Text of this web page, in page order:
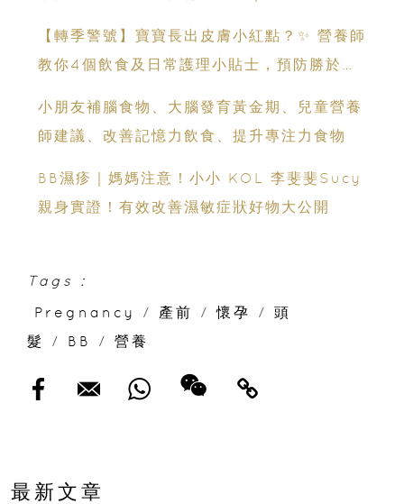
​​【轉季警號】寶寶長出皮膚小紅點？✨ 營養師
教你4個飲食及日常護理小貼士，預防勝於補
小朋友補腦食物、大腦發育黃金期、兒童營養
師建議、改善記憶力飲食、提升專注力食物
BB濕疹｜媽媽注意！小小 KOL 李斐斐Sucy
親身實證！有效改善濕敏症狀好物大公開
Tags :
Pregnancy
/ 產前 / 懷孕 /
頭
髮
/ BB / 營養
最新文章